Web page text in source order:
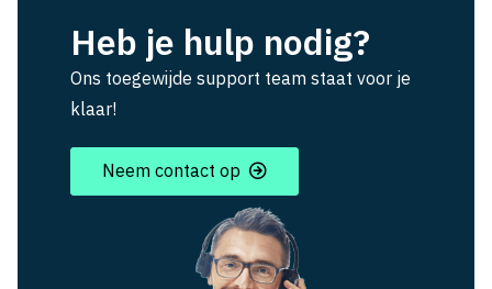
Heb je hulp nodig?
Ons toegewijde support team staat voor je
klaar!
Neem contact op